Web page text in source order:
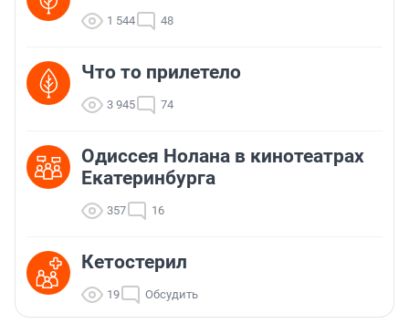
1 544 48
Что то прилетело
3 945 74
Одиссея Нолана в кинотеатрах
Екатеринбурга
357 16
Кетостерил
19 Обсудить